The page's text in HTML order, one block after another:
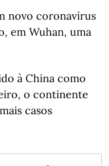
novo coronavírus
em Wuhan, uma
à China como
o continente
casos